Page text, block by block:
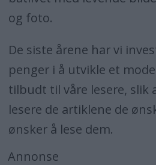
og foto.
De siste årene har vi
penger i å utvikle et
tilbudt til våre lesere, slik
lesere de artiklene de
ønsker å lese dem.
Annonse